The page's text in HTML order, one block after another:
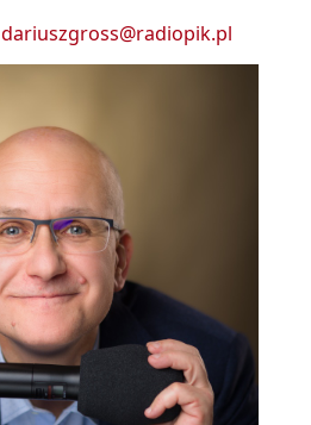
dariuszgross@radiopik.pl